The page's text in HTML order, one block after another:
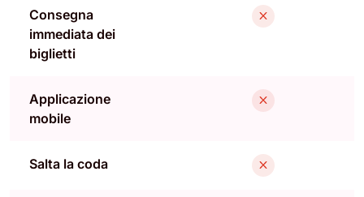
Consegna
immediata dei
biglietti
Applicazione
mobile
Salta la coda